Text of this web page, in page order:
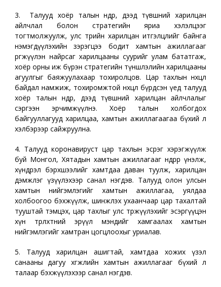
3. Талууд хоёр талын өндөр, дээд түвшний харилцан
айлчлал болон стратегийн яриа хэлэлцээг
тогтмолжуулж, улс төрийн харилцан итгэлцлийг байнга
нэмэгдүүлэхийн зэрэгцээ бодит хамтын ажиллагааг
өргөжүүлэн найрсаг харилцааны суурийг улам бататгаж,
хоёр орны иж бүрэн стратегийн түншлэлийн харилцааны
агуулгыг баяжуулахаар тохиролцов. Цар тахлын нөхцөл
байдал намжиж, тохиромжтой нөхцөл бүрдсэн үед талууд
хоёр талын өндөр, дээд түвшний харилцан айлчлалыг
сэргээн эрчимжүүлнэ. Хоёр талын холбогдох
байгууллагууд харилцаа, хамтын ажиллагаагаа бүхий л
хэлбэрээр сайжруулна.
4. Талууд коронавируст цар тахлын эсрэг хэрэгжүүлж
буй Монгол, Хятадын хамтын ажиллагааг өндрөөр үнэлж,
хүндрэл бэрхшээлийг хамтдаа даван туулж, харилцан
дэмжлэг үзүүлэхээр санал нэгдэв. Талууд олон улсын
хамтын нийгэмлэгийг хамтын ажиллагаа, уялдаа
холбоогоо бэхжүүлж, шинжлэх ухаанчаар цар тахалтай
тууштай тэмцэх, цар тахлыг улс төржүүлэхийг эсэргүүцэн
хүн төрөлхтний эрүүл мэндийг хамгаалах хамтын
нийгэмлэгийг хамтран цогцлоохыг уриалав.
5. Талууд харилцан ашигтай, хамтдаа хожих үзэл
санааны дагуу хөгжлийн хамтын ажиллагааг бүхий л
талаар бэхжүүлэхээр санал нэгдэв.